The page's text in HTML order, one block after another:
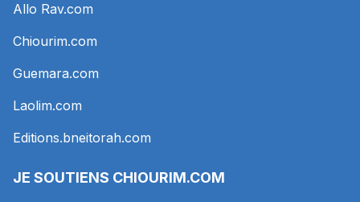
Allo Rav.com
Chiourim.com
Guemara.com
Laolim.com
Editions.bneitorah.com
JE SOUTIENS CHIOURIM.COM